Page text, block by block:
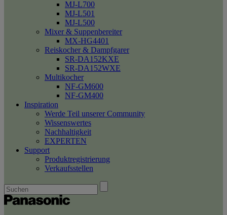
MJ-L700
MJ-L501
MJ-L500
Mixer & Suppenbereiter
MX-HG4401
Reiskocher & Dampfgarer
SR-DA152KXE
SR-DA152WXE
Multikocher
NF-GM600
NF-GM400
Inspiration
Werde Teil unserer Community
Wissenswertes
Nachhaltigkeit
EXPERTEN
Support
Produktregistrierung
Verkaufsstellen